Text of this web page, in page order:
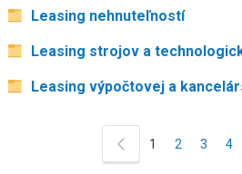
Leasing nehnuteľností
Leasing strojov a
Leasing výpočtovej a
1 2 3 4